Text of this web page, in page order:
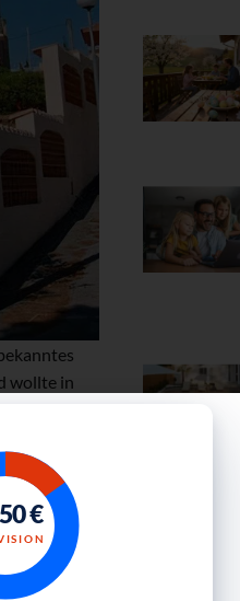
wollte in
Dann
war der
Wir
also
€